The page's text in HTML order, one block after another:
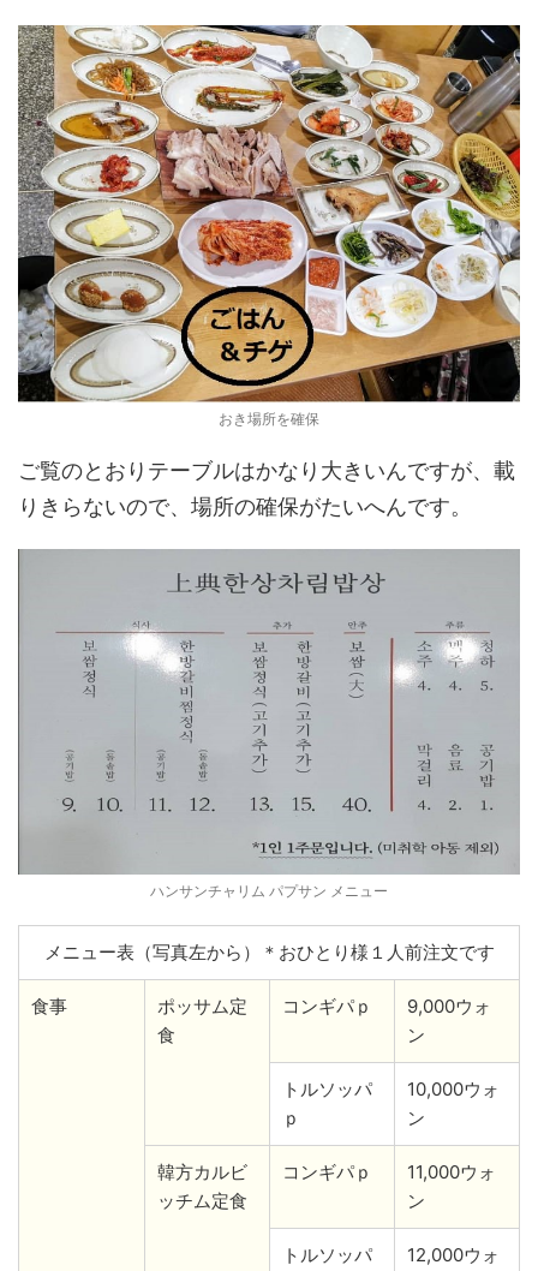
おき場所を確保
ご覧のとおりテーブルはかなり大きいんですが、載
りきらないので、場所の確保がたいへんです。
ハンサンチャリム パプサン メニュー
メニュー表（写真左から）＊おひとり様１人前注文です
食事
ポッサム定
食
コンギパｐ
9,000ウォ
ン
トルソッパ
ｐ
10,000ウォ
ン
韓方カルビ
ッチム定食
コンギパｐ
11,000ウォ
ン
トルソッパ
12,000ウォ